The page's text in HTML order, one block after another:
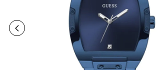
SPECIAL OFFERS